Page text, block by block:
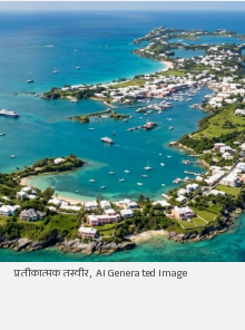
प्रतीकात्मक तस्वीर, AI Generated Image